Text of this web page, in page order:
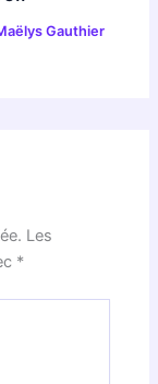
Gauthier
Les
*